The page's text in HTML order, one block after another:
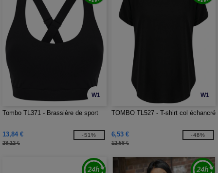
W1
Tombo TL371 - Brassière de sport
13,84 €
28,12 €
-51%
W1
TOMBO TL527 - T-shirt col échancré
6,53 €
12,58 €
-48%